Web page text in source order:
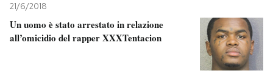
Mondo
Politica
Tecnologia
Consumismi
Storie/Idee
21/6/2018
Un uomo è stato arrestato in relazione
all’omicidio del rapper XXXTentacion